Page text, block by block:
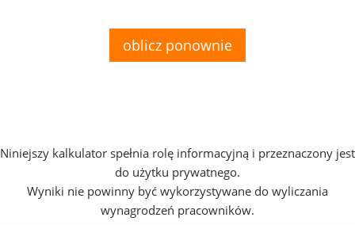
oblicz ponownie
Niniejszy kalkulator spełnia rolę informacyjną i przeznaczony jest
do użytku prywatnego.
Wyniki nie powinny być wykorzystywane do wyliczania
wynagrodzeń pracowników.